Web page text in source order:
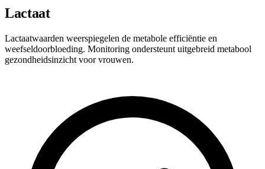
Lactaat
Lactaatwaarden weerspiegelen de metabole efficiëntie en
weefseldoorbloeding. Monitoring ondersteunt uitgebreid metabool
gezondheidsinzicht voor vrouwen.